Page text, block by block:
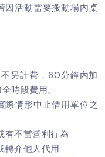
因活動需要搬動場內桌
另計費，60分鐘內加
時段費用。
際情形中止借用單位之
有不當營利行為
轉介他人代用